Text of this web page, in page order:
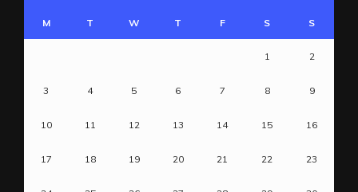
M T W T F S S
1 2
3 4 5 6 7 8 9
10 11 12 13 14 15 16
17 18 19 20 21 22 23